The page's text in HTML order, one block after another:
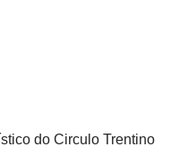
do Circulo Trentino